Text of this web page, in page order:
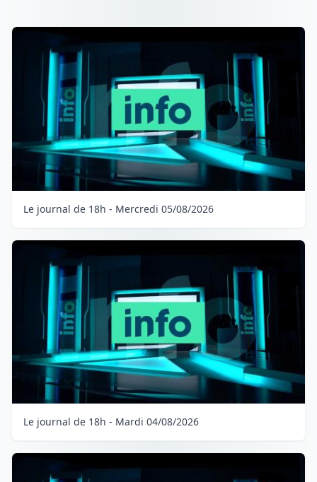
Le journal de 18h - Mercredi 05/08/2026
Le journal de 18h - Mardi 04/08/2026